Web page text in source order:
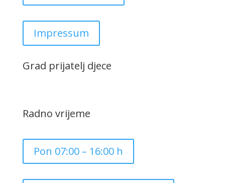
Impressum
Grad prijatelj djece
Radno vrijeme
Pon 07:00 – 16:00 h